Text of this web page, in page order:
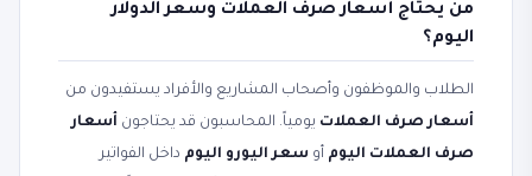
من يحتاج أسعار صرف العملات وسعر الدولار
اليوم؟
الطلاب والموظفون وأصحاب المشاريع والأفراد يستفيدون من
أسعار صرف العملات يومياً. المحاسبون قد يحتاجون أسعار
صرف العملات اليوم أو سعر اليورو اليوم داخل الفواتير